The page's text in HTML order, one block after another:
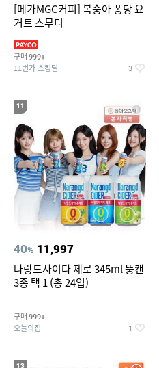
[메가MGC커피] 복숭아 퐁당 요
거트 스무디
구매 999+
11번가 쇼킹딜 3
11
40% 11,997
나랑드사이다 제로 345ml 뚱캔
3종 택 1 (총 24입)
구매 999+
오늘의집 1
13